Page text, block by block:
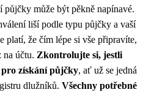
půjčky může být pěkně napínavé.
liší podle typu půjčky a vaší
platí, že čím lépe si vše připravíte,
na účtu. Zkontrolujte si, jestli
získání půjčky, ať už se jedná
dlužníků. Všechny potřebné